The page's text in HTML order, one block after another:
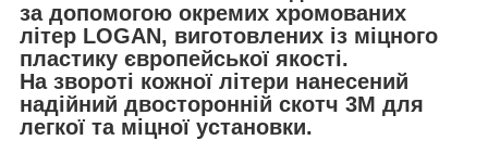
за допомогою окремих хромованих
літер LOGAN, виготовлених із міцного
пластику європейської якості.
На звороті кожної літери нанесений
надійний двосторонній скотч 3M для
легкої та міцної установки.